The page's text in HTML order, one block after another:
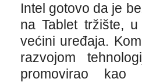
Intel gotovo da je
na Tablet tržište,
većini uređaja.
razvojom
promovirao kao